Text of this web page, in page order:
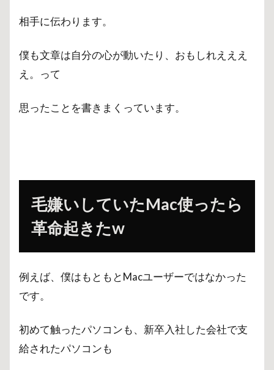
相手に伝わります。
僕も文章は自分の心が動いたり、おもしれえええ
え。って
思ったことを書きまくっています。
毛嫌いしていたMac使ったら
革命起きたw
例えば、僕はもともとMacユーザーではなかった
です。
初めて触ったパソコンも、新卒入社した会社で支
給されたパソコンも